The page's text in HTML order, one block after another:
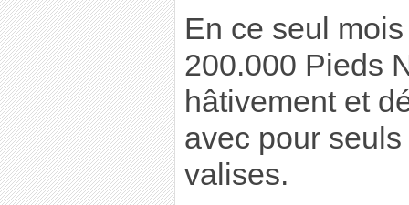
En ce seul
200.000 Pieds
hâtivement et
avec pour
valises.